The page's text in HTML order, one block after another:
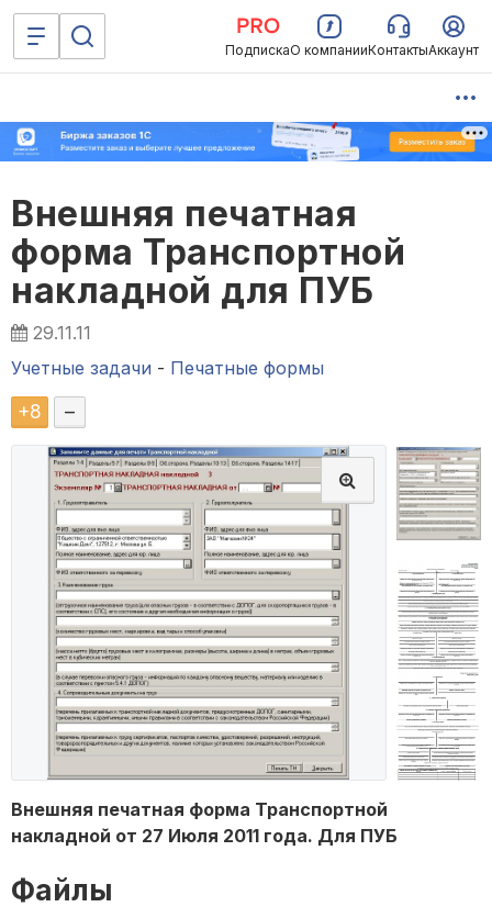
ПодпискаО компанииКонтактыАккаунт
Внешняя печатная
форма Транспортной
накладной для ПУБ
29.11.11
Учетные задачи - Печатные формы
+8 –
Внешняя печатная форма Транспортной
накладной от 27 Июля 2011 года. Для ПУБ
Файлы